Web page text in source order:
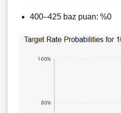
400–425 baz puan: %0